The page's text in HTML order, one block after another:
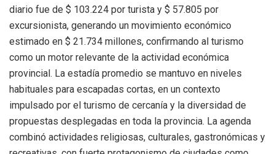
diario fue de $ 103.224 por turista y $ 57.805 por
excursionista, generando un movimiento económico
estimado en $ 21.734 millones, confirmando al turismo
como un motor relevante de la actividad económica
provincial. La estadía promedio se mantuvo en niveles
habituales para escapadas cortas, en un contexto
impulsado por el turismo de cercanía y la diversidad de
propuestas desplegadas en toda la provincia. La agenda
combinó actividades religiosas, culturales, gastronómicas y